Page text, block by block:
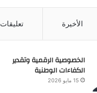
الأخيرة تعليقات
الخصوصية الرقمية وتقدير
الكفاءات الوطنية
15 مايو 2026